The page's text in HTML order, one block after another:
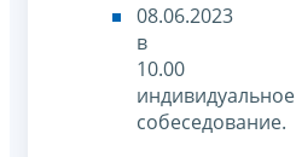
08.06.2023
в
10.00
индивидуальное
собеседование.